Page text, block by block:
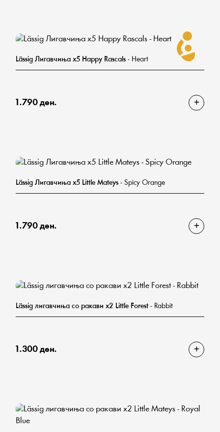
Lässig Лигавчиња х5 Happy Rascals - Heart
1.790 ден.
Lässig Лигавчиња х5 Little Mateys - Spicy Orange
1.790 ден.
Lässig лигавчиња со ракави х2 Little Forest - Rabbit
1.300 ден.